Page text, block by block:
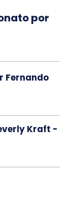
por
Fernando
Kraft -